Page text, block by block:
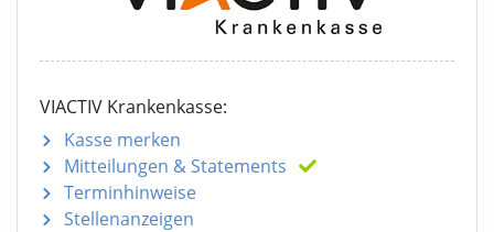
VIACTIV Krankenkasse:
Kasse merken
Mitteilungen & Statements
Terminhinweise
Stellenanzeigen